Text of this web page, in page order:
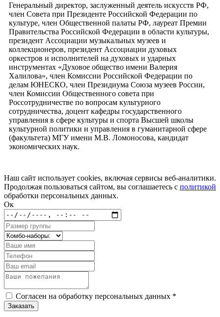
Генеральный директор, заслуженный деятель искусств РФ,
член Совета при Президенте Российской Федерации по
культуре, член Общественной палаты РФ, лауреат Премии
Правительства Российской Федерации в области культуры,
президент Ассоциации музыкальных музеев и
коллекционеров, президент Ассоциации духовых
оркестров и исполнителей на духовых и ударных
инструментах «Духовое общество имени Валерия
Халилова», член Комиссии Российской Федерации по
делам ЮНЕСКО, член Президиума Союза музеев России,
член Комиссии Общественного совета при
Россотрудничестве по вопросам культурного
сотрудничества, доцент кафедры государственного
управления в сфере культуры и спорта Высшей школы
культурной политики и управления в гуманитарной сфере
(факультета) МГУ имени М.В. Ломоносова, кандидат
экономических наук.
Наш сайт использует cookies, включая сервисы веб-аналитики.
Продолжая пользоваться сайтом, вы соглашаетесь с политикой
обработки персональных данных.
Ок
Согласен на обработку персональных данных *